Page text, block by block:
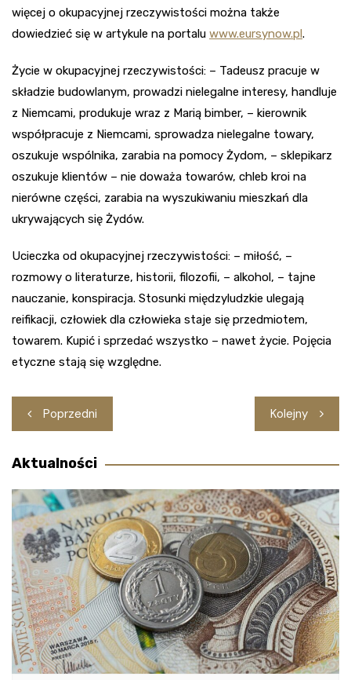
więcej o okupacyjnej rzeczywistości można także
dowiedzieć się w artykule na portalu www.eursynow.pl.
Życie w okupacyjnej rzeczywistości: – Tadeusz pracuje w
składzie budowlanym, prowadzi nielegalne interesy, handluje
z Niemcami, produkuje wraz z Marią bimber, – kierownik
współpracuje z Niemcami, sprowadza nielegalne towary,
oszukuje wspólnika, zarabia na pomocy Żydom, – sklepikarz
oszukuje klientów – nie doważa towarów, chleb kroi na
nierówne części, zarabia na wyszukiwaniu mieszkań dla
ukrywających się Żydów.
Ucieczka od okupacyjnej rzeczywistości: – miłość, –
rozmowy o literaturze, historii, filozofii, – alkohol, – tajne
nauczanie, konspiracja. Stosunki międzyludzkie ulegają
reifikacji, człowiek dla człowieka staje się przedmiotem,
towarem. Kupić i sprzedać wszystko – nawet życie. Pojęcia
etyczne stają się względne.
Nawigacja
wpisu
Poprzedni Kolejny
Aktualności